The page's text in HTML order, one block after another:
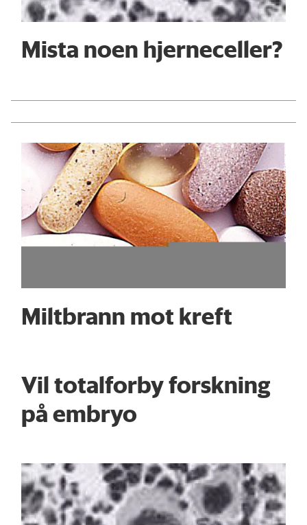
Mista noen hjerneceller?
Miltbrann mot kreft
Vil totalforby forskning
på embryo